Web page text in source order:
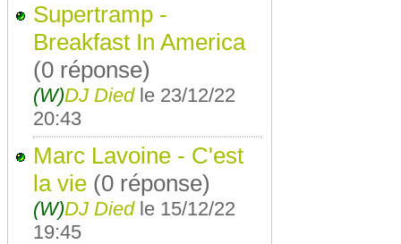
Supertramp -
Breakfast In America
(0 réponse)
(W)DJ Died le 23/12/22
20:43
Marc Lavoine - C'est
la vie (0 réponse)
(W)DJ Died le 15/12/22
19:45